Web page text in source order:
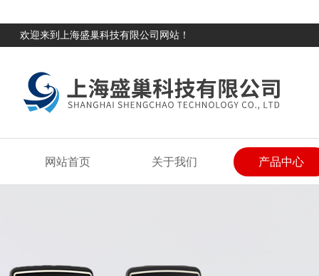
欢迎来到上海盛巢科技有限公司网站！
网站首页 关于我们 产品中心